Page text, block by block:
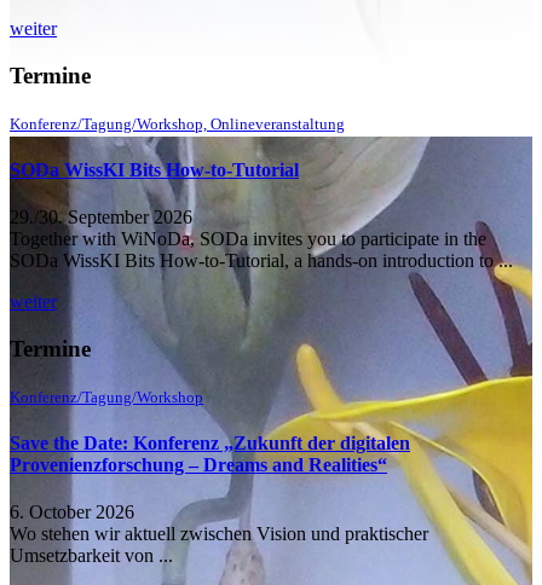
weiter
Termine
Konferenz/Tagung/Workshop, Onlineveranstaltung
SODa WissKI Bits How-to-Tutorial
29./30. September 2026
Together with WiNoDa, SODa invites you to participate in the
SODa WissKI Bits How-to-Tutorial, a hands-on introduction to ...
weiter
Termine
Konferenz/Tagung/Workshop
Save the Date: Konferenz „Zukunft der digitalen
Provenienzforschung – Dreams and Realities“
6. October 2026
Wo stehen wir aktuell zwischen Vision und praktischer
Umsetzbarkeit von ...